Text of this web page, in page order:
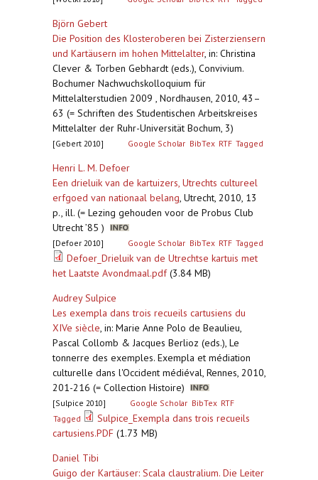
Björn Gebert
Die Position des Klosteroberen bei Zisterziensern
und Kartäusern im hohen Mittelalter, in: Christina
Clever & Torben Gebhardt (eds.), Convivium.
Bochumer Nachwuchskolloquium für
Mittelalterstudien 2009 , Nordhausen, 2010, 43–
63 (= Schriften des Studentischen Arbeitskreises
Mittelalter der Ruhr-Universität Bochum, 3)
[Gebert 2010] Google Scholar BibTex RTF Tagged
Henri L. M. Defoer
Een drieluik van de kartuizers, Utrechts cultureel
erfgoed van nationaal belang, Utrecht, 2010, 13
p., ill. (= Lezing gehouden voor de Probus Club
Utrecht ’85 )
[Defoer 2010] Google Scholar BibTex RTF Tagged
Defoer_Drieluik van de Utrechtse kartuis met
het Laatste Avondmaal.pdf(3.84 MB)
Audrey Sulpice
Les exempla dans trois recueils cartusiens du
XIVe siècle, in: Marie Anne Polo de Beaulieu,
Pascal Collomb & Jacques Berlioz (eds.), Le
tonnerre des exemples. Exempla et médiation
culturelle dans l'Occident médiéval, Rennes, 2010,
201-216 (= Collection Histoire)
[Sulpice 2010] Google Scholar BibTex RTF
Tagged
Sulpice_Exempla dans trois recueils
cartusiens.PDF (1.73 MB)
Daniel Tibi
Guigo der Kartäuser: Scala claustralium. Die Leiter